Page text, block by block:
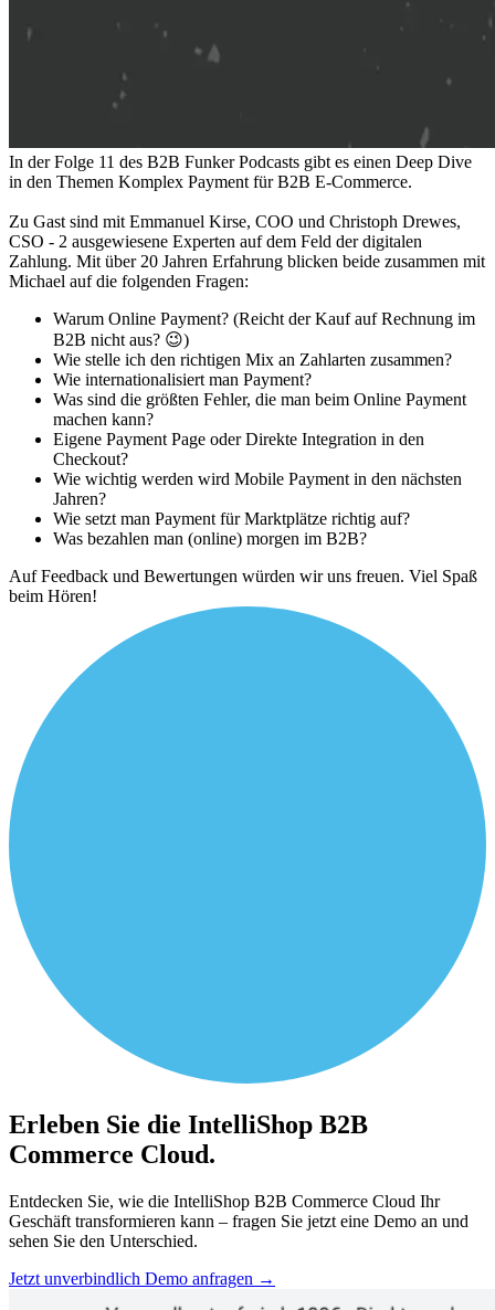
In der Folge 11 des B2B Funker Podcasts gibt es einen Deep Dive
in den Themen Komplex Payment für B2B E-Commerce.
Zu Gast sind mit Emmanuel Kirse, COO und Christoph Drewes,
CSO - 2 ausgewiesene Experten auf dem Feld der digitalen
Zahlung. Mit über 20 Jahren Erfahrung blicken beide zusammen mit
Michael auf die folgenden Fragen:
Warum Online Payment? (Reicht der Kauf auf Rechnung im
B2B nicht aus? 😉)
Wie stelle ich den richtigen Mix an Zahlarten zusammen?
Wie internationalisiert man Payment?
Was sind die größten Fehler, die man beim Online Payment
machen kann?
Eigene Payment Page oder Direkte Integration in den
Checkout?
Wie wichtig werden wird Mobile Payment in den nächsten
Jahren?
Wie setzt man Payment für Marktplätze richtig auf?
Was bezahlen man (online) morgen im B2B?
Auf Feedback und Bewertungen würden wir uns freuen. Viel Spaß
beim Hören!
Erleben Sie die IntelliShop B2B
Commerce Cloud.
Entdecken Sie, wie die IntelliShop B2B Commerce Cloud Ihr
Geschäft transformieren kann – fragen Sie jetzt eine Demo an und
sehen Sie den Unterschied.
Jetzt unverbindlich Demo anfragen →